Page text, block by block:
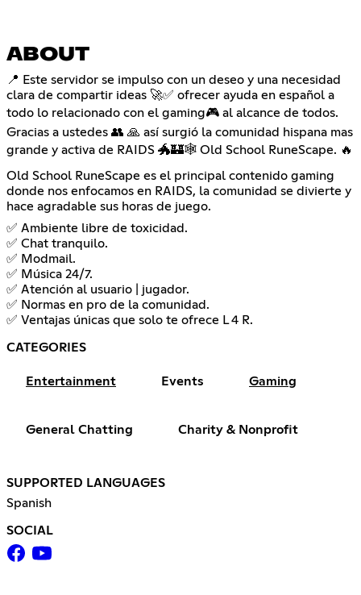
ABOUT
📍 Este servidor se impulso con un deseo y una necesidad
clara de compartir ideas 🚀✅ ofrecer ayuda en español a
todo lo relacionado con el gaming🎮 al alcance de todos.
Gracias a ustedes 👥 🙏 así surgió la comunidad hispana mas
grande y activa de RAIDS 🐲🏰🕸 Old School RuneScape. 🔥
Old School RuneScape es el principal contenido gaming
donde nos enfocamos en RAIDS, la comunidad se divierte y
hace agradable sus horas de juego.
✅ Ambiente libre de toxicidad.
✅ Chat tranquilo.
✅ Modmail.
✅ Música 24/7.
✅ Atención al usuario | jugador.
✅ Normas en pro de la comunidad.
✅ Ventajas únicas que solo te ofrece L 4 R.
CATEGORIES
Entertainment Events Gaming
General Chatting Charity & Nonprofit
SUPPORTED LANGUAGES
Spanish
SOCIAL